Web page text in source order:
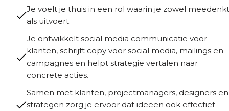
Je voelt je thuis in een rol waarin je zowel
als uitvoert.
Je ontwikkelt social media communicatie voor
klanten, schrijft copy voor social media, mailings en
campagnes en helpt strategie vertalen naar
concrete acties.
Samen met klanten, projectmanagers, designers en
strategen zorg je ervoor dat ideeën ook effectief